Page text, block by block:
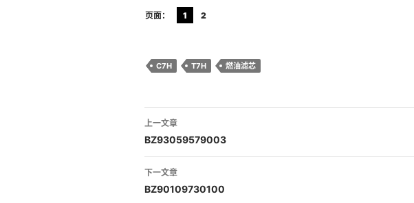
页面： 1 2
C7H T7H 燃油滤芯
文
章
导
航
上一文章
BZ93059579003
下一文章
BZ90109730100